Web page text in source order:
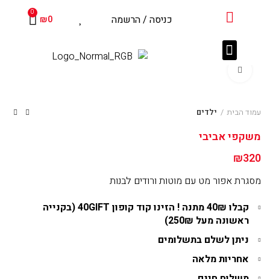
מֻפְעֶלֶת
בִּקְלִיק
לִנְגִישׁוּת
הָאֲתָר.
₪0
0
כניסה / הרשמה
עמוד הבית ילדים
משקפי אביבי
₪320
מסגרת אפור מט עם מוטות ורודים לבנות
קבלו 40₪ מתנה !
הזינו קוד קופון 40GIFT (בקנייה
ראשונה מעל 250₪)
ניתן לשלם בתשלומים
אחריות מלאה